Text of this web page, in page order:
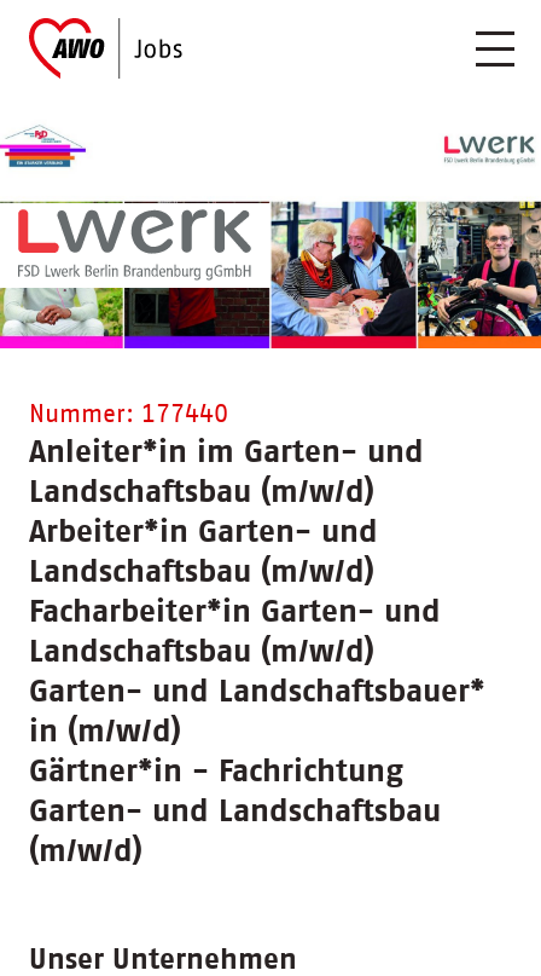
Nummer: 177440
Anleiter*in im Garten- und
Landschaftsbau (m/w/d)
Arbeiter*in Garten- und
Landschaftsbau (m/w/d)
Facharbeiter*in Garten- und
Landschaftsbau (m/w/d)
Garten- und Landschaftsbauer*
in (m/w/d)
Gärtner*in - Fachrichtung
Garten- und Landschaftsbau
(m/w/d)
Unser Unternehmen